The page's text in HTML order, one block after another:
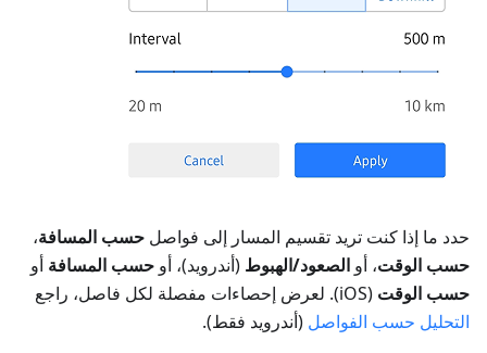
حدد ما إذا كنت تريد تقسيم المسار إلى فواصل حسب المسافة،
حسب الوقت، أو الصعود/الهبوط (أندرويد)، أو حسب المسافة أو
حسب الوقت (iOS). لعرض إحصاءات مفصلة لكل فاصل، راجع
التحليل حسب الفواصل (أندرويد فقط).